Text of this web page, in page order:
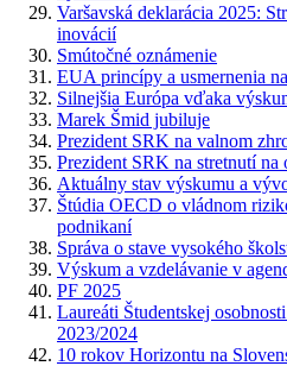
Varšavská deklarácia 2025:
inovácií
Smútočné oznámenie
EUA princípy a usmernenia
Silnejšia Európa vďaka
Marek Šmid jubiluje
Prezident SRK na valnom
Prezident SRK na stretnutí na
Aktuálny stav výskumu a
Štúdia OECD o vládnom
podnikaní
Správa o stave vysokého
Výskum a vzdelávanie v
PF 2025
Laureáti Študentskej
2023/2024
10 rokov Horizontu na